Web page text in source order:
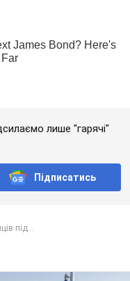
лише "гарячі"
Підписатись
під...